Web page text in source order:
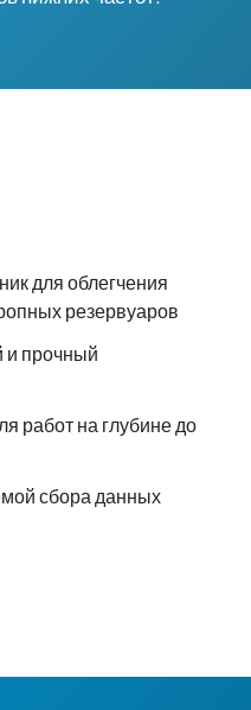
для облегчения
резервуаров
прочный
работ на глубине до
сбора данных